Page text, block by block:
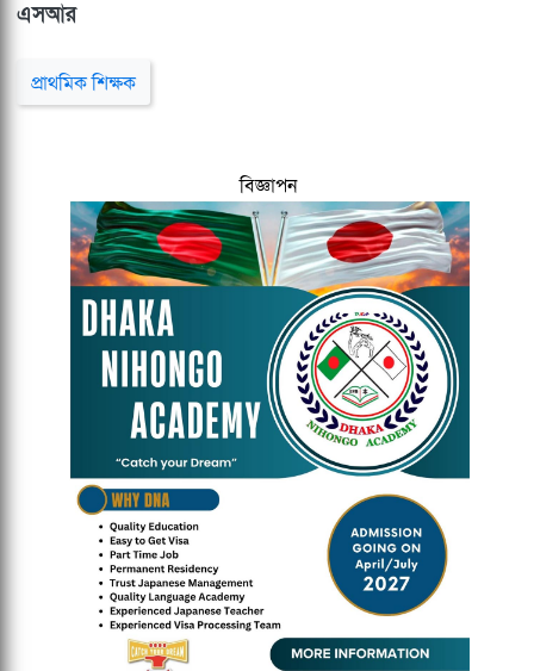
এসআর
প্রাথমিক শিক্ষক
বিজ্ঞাপন